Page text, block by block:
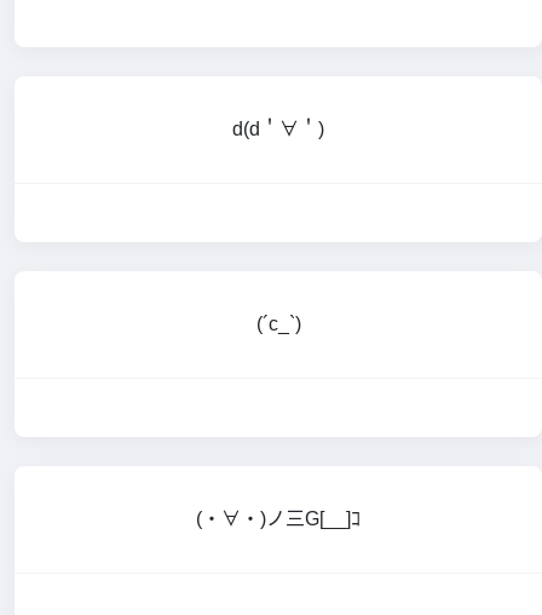
d(d＇∀＇)
(´c_`)
(・∀・)ノ三G[__]ｺ